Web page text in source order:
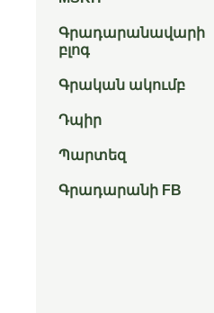
Գրադարանավարի
բլոգ
Գրական ակումբ
Դպիր
Պարտեզ
Գրադարանի FB